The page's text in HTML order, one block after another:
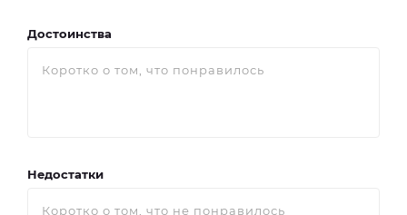
Достоинства
Недостатки